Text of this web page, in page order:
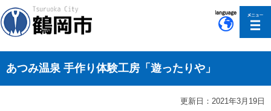
あつみ温泉 手作り体験工房「遊ったりや」
更新日：2021年3月19日